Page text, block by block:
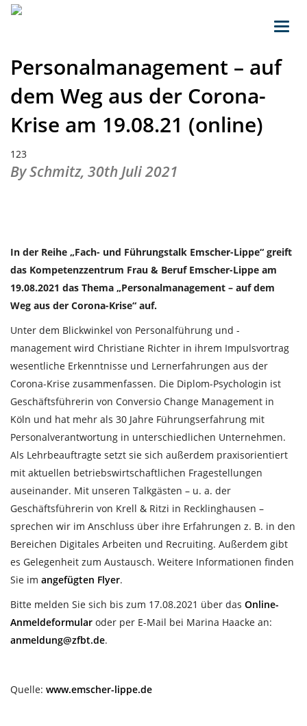
Personalmanagement – auf
dem Weg aus der Corona-
Krise am 19.08.21 (online)
123
By Schmitz, 30th Juli 2021
In der Reihe „Fach- und Führungstalk Emscher-Lippe“ greift
das Kompetenzzentrum Frau & Beruf Emscher-Lippe am
19.08.2021 das Thema „Personalmanagement – auf dem
Weg aus der Corona-Krise“ auf.
Unter dem Blickwinkel von Personalführung und -
management wird Christiane Richter in ihrem Impulsvortrag
wesentliche Erkenntnisse und Lernerfahrungen aus der
Corona-Krise zusammenfassen. Die Diplom-Psychologin ist
Geschäftsführerin von Conversio Change Management in
Köln und hat mehr als 30 Jahre Führungserfahrung mit
Personalverantwortung in unterschiedlichen Unternehmen.
Als Lehrbeauftragte setzt sie sich außerdem praxisorientiert
mit aktuellen betriebswirtschaftlichen Fragestellungen
auseinander. Mit unseren Talkgästen – u. a. der
Geschäftsführerin von Krell & Ritzi in Recklinghausen –
sprechen wir im Anschluss über ihre Erfahrungen z. B. in den
Bereichen Digitales Arbeiten und Recruiting. Außerdem gibt
es Gelegenheit zum Austausch. Weitere Informationen finden
Sie im angefügten Flyer.
Bitte melden Sie sich bis zum 17.08.2021 über das Online-
Anmeldeformular oder per E-Mail bei Marina Haacke an:
anmeldung@zfbt.de.
Quelle: www.emscher-lippe.de